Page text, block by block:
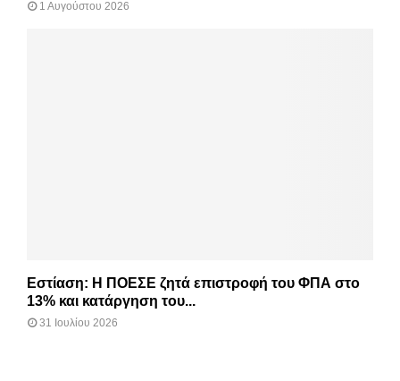
1 Αυγούστου 2026
Εστίαση: Η ΠΟΕΣΕ ζητά επιστροφή του ΦΠΑ στο
13% και κατάργηση του...
31 Ιουλίου 2026